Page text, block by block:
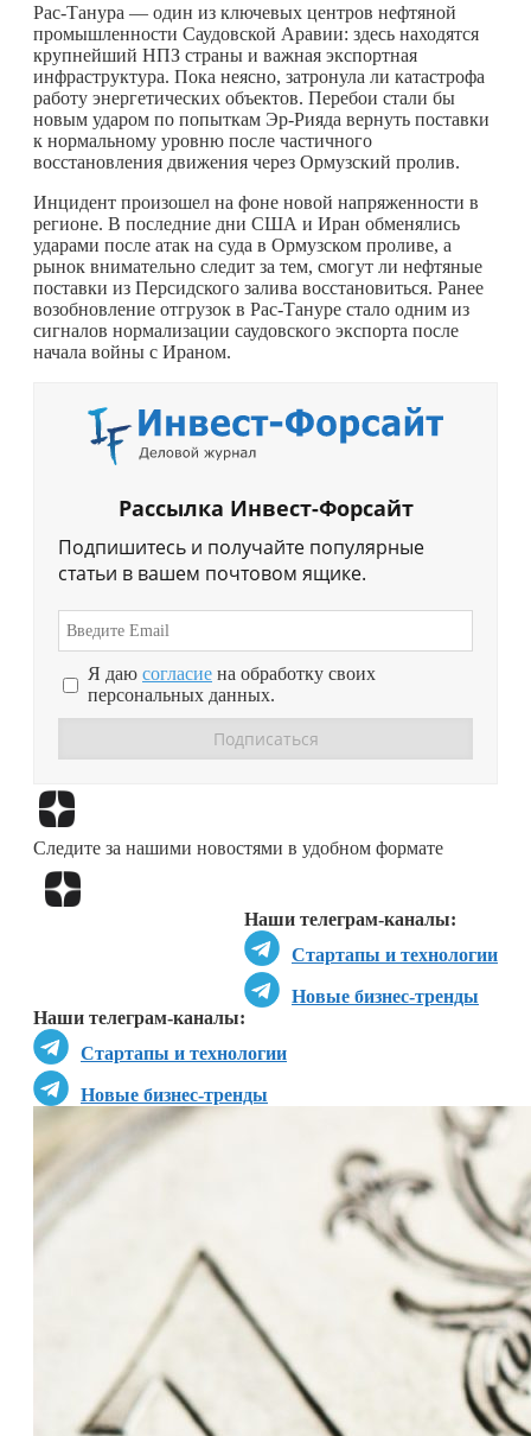
Рас-Танура — один из ключевых центров нефтяной
промышленности Саудовской Аравии: здесь находятся
крупнейший НПЗ страны и важная экспортная
инфраструктура. Пока неясно, затронула ли катастрофа
работу энергетических объектов. Перебои стали бы
новым ударом по попыткам Эр-Рияда вернуть поставки
к нормальному уровню после частичного
восстановления движения через Ормузский пролив.
Инцидент произошел на фоне новой напряженности в
регионе. В последние дни США и Иран обменялись
ударами после атак на суда в Ормузском проливе, а
рынок внимательно следит за тем, смогут ли нефтяные
поставки из Персидского залива восстановиться. Ранее
возобновление отгрузок в Рас-Тануре стало одним из
сигналов нормализации саудовского экспорта после
начала войны с Ираном.
Рассылка Инвест-Форсайт
Подпишитесь и получайте популярные
статьи в вашем почтовом ящике.
Я даю согласие на обработку своих
персональных данных.
Следите за нашими новостями в удобном формате
Наши телеграм-каналы:
Стартапы и технологии
Новые бизнес-тренды
Наши телеграм-каналы:
Стартапы и технологии
Новые бизнес-тренды